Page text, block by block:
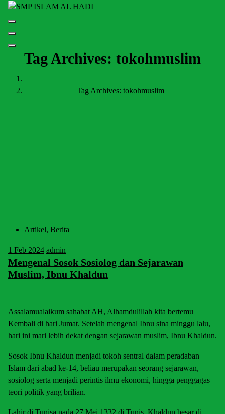
Skip
Halaman Resmi SMP Islam Al Hadi Mojolaban
Tag Archives: tokohmuslim
Tag Archives: tokohmuslim
Artikel, Berita
1 Feb 2024 admin
Mengenal Sosok Sosiolog dan Sejarawan
Muslim, Ibnu Khaldun
Assalamualaikum sahabat AH, Alhamdulillah kita bertemu
Kembali di hari Jumat. Setelah mengenal Ibnu sina minggu lalu,
hari ini mari lebih dekat dengan sejarawan muslim, Ibnu Khaldun.
Sosok Ibnu Khaldun menjadi tokoh sentral dalam peradaban
Islam dari abad ke-14, beliau merupakan seorang sejarawan,
sosiolog serta menjadi perintis ilmu ekonomi, hingga penggagas
teori politik yang brilian.